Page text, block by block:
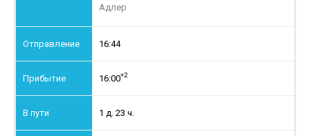
Адлер
16:44
16:00+2
1 д. 23 ч.